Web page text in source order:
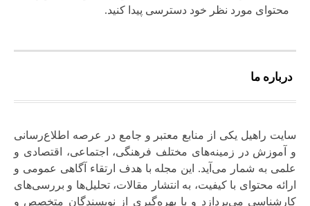
محتوای مورد نظر خود دسترسی پیدا کنید.
درباره ما
سایت راهیل یکی از منابع معتبر و جامع در عرصه اطلاع‌رسانی
و آموزش در زمینه‌های مختلف فرهنگی، اجتماعی، اقتصادی و
علمی به شمار می‌آید. این مجله با هدف ارتقاء آگاهی عمومی و
ارائه محتوای با کیفیت، به انتشار مقالات، تحلیل‌ها و بررسی‌های
کارشناسی می‌پردازد و با بهره‌گیری از نویسندگان متخصص و